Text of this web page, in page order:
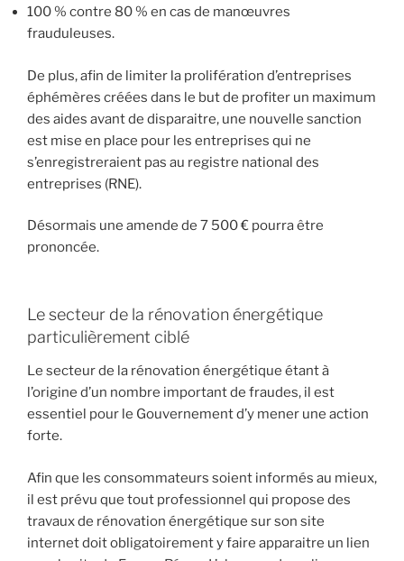
100 % contre 80 % en cas de manœuvres
frauduleuses.
De plus, afin de limiter la prolifération d’entreprises
éphémères créées dans le but de profiter un maximum
des aides avant de disparaitre, une nouvelle sanction
est mise en place pour les entreprises qui ne
s’enregistreraient pas au registre national des
entreprises (RNE).
Désormais une amende de 7 500 € pourra être
prononcée.
Le secteur de la rénovation énergétique
particulièrement ciblé
Le secteur de la rénovation énergétique étant à
l’origine d’un nombre important de fraudes, il est
essentiel pour le Gouvernement d’y mener une action
forte.
Afin que les consommateurs soient informés au mieux,
il est prévu que tout professionnel qui propose des
travaux de rénovation énergétique sur son site
internet doit obligatoirement y faire apparaitre un lien